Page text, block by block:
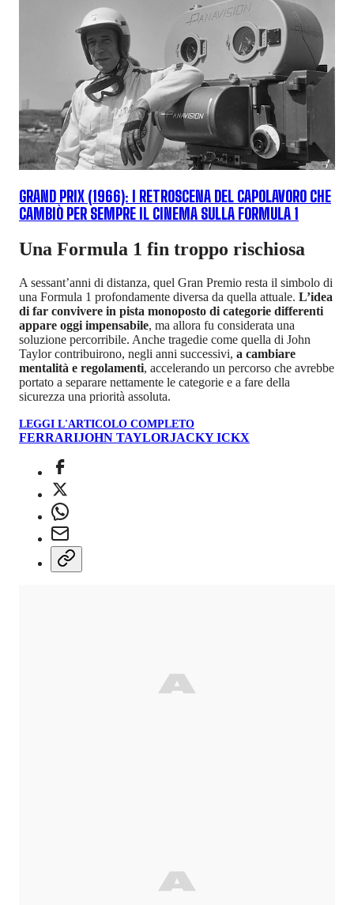
GRAND PRIX (1966): I RETROSCENA DEL CAPOLAVORO CHE
CAMBIÒ PER SEMPRE IL CINEMA SULLA FORMULA 1
Una Formula 1 fin troppo rischiosa
A sessant’anni di distanza, quel Gran Premio resta il simbolo di
una Formula 1 profondamente diversa da quella attuale. L’idea
di far convivere in pista monoposto di categorie differenti
appare oggi impensabile, ma allora fu considerata una
soluzione percorribile. Anche tragedie come quella di John
Taylor contribuirono, negli anni successivi, a cambiare
mentalità e regolamenti, accelerando un percorso che avrebbe
portato a separare nettamente le categorie e a fare della
sicurezza una priorità assoluta.
LEGGI L'ARTICOLO COMPLETO
FERRARIJOHN TAYLORJACKY ICKX